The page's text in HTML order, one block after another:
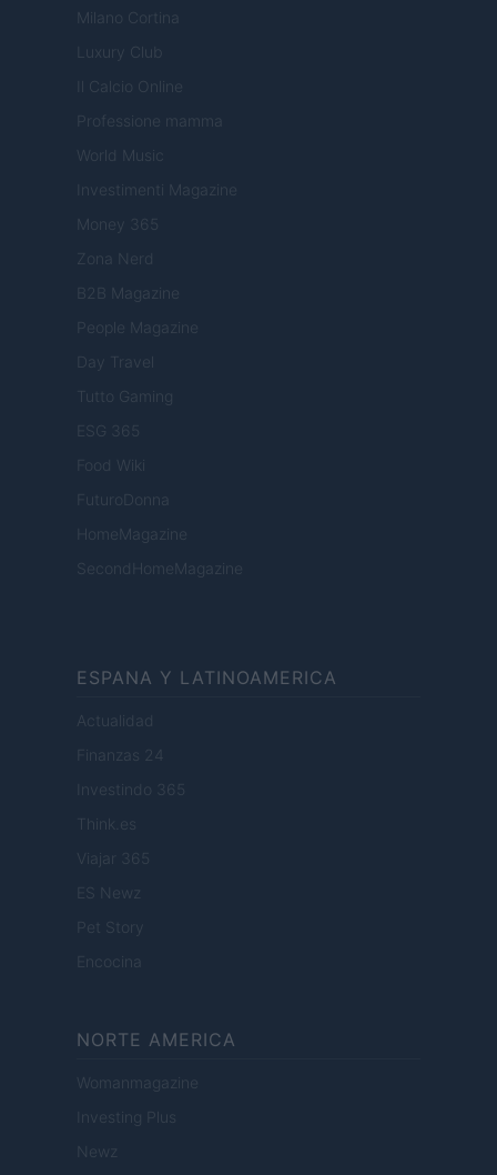
Milano Cortina
Luxury Club
Il Calcio Online
Professione mamma
World Music
Investimenti Magazine
Money 365
Zona Nerd
B2B Magazine
People Magazine
Day Travel
Tutto Gaming
ESG 365
Food Wiki
FuturoDonna
HomeMagazine
SecondHomeMagazine
ESPANA Y LATINOAMERICA
Actualidad
Finanzas 24
Investindo 365
Think.es
Viajar 365
ES Newz
Pet Story
Encocina
NORTE AMERICA
Womanmagazine
Investing Plus
Newz